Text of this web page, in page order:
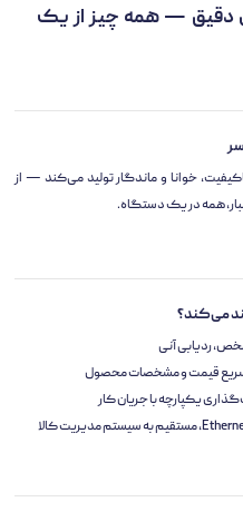
دقیق — همه چیز از یک
خوانا و ماندگار تولید می‌کند — از
همه در یک دستگاه.
می‌کند؟
ردیابی آنی
قیمت و مشخصات محصول
یکپارچه با جریان کار
— از طریق USB یا Ethernet، مستقیم به سیستم مدیریت کالا